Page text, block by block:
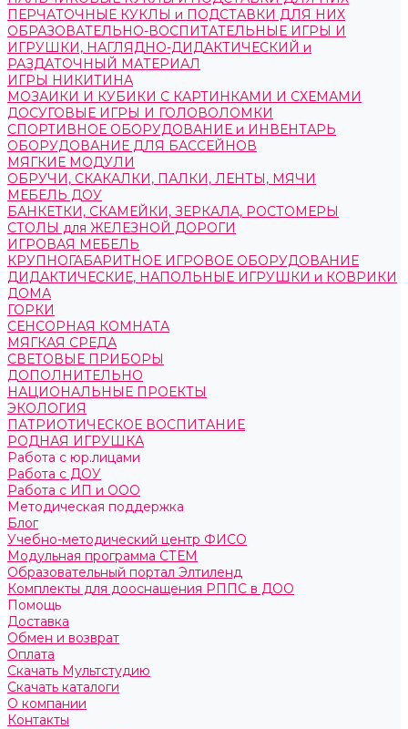
ПЕРЧАТОЧНЫЕ КУКЛЫ и ПОДСТАВКИ ДЛЯ НИХ
ОБРАЗОВАТЕЛЬНО-ВОСПИТАТЕЛЬНЫЕ ИГРЫ И
ИГРУШКИ, НАГЛЯДНО-ДИДАКТИЧЕСКИЙ и
РАЗДАТОЧНЫЙ МАТЕРИАЛ
ИГРЫ НИКИТИНА
МОЗАИКИ И КУБИКИ С КАРТИНКАМИ И СХЕМАМИ
ДОСУГОВЫЕ ИГРЫ И ГОЛОВОЛОМКИ
СПОРТИВНОЕ ОБОРУДОВАНИЕ и ИНВЕНТАРЬ
ОБОРУДОВАНИЕ ДЛЯ БАССЕЙНОВ
МЯГКИЕ МОДУЛИ
ОБРУЧИ, СКАКАЛКИ, ПАЛКИ, ЛЕНТЫ, МЯЧИ
МЕБЕЛЬ ДОУ
БАНКЕТКИ, СКАМЕЙКИ, ЗЕРКАЛА, РОСТОМЕРЫ
СТОЛЫ для ЖЕЛЕЗНОЙ ДОРОГИ
ИГРОВАЯ МЕБЕЛЬ
КРУПНОГАБАРИТНОЕ ИГРОВОЕ ОБОРУДОВАНИЕ
ДИДАКТИЧЕСКИЕ, НАПОЛЬНЫЕ ИГРУШКИ и КОВРИКИ
ДОМА
ГОРКИ
СЕНСОРНАЯ КОМНАТА
МЯГКАЯ СРЕДА
СВЕТОВЫЕ ПРИБОРЫ
ДОПОЛНИТЕЛЬНО
НАЦИОНАЛЬНЫЕ ПРОЕКТЫ
ЭКОЛОГИЯ
ПАТРИОТИЧЕСКОЕ ВОСПИТАНИЕ
РОДНАЯ ИГРУШКА
Работа с юр.лицами
Работа с ДОУ
Работа с ИП и ООО
Методическая поддержка
Блог
Учебно-методический центр ФИСО
Модульная программа СТЕМ
Образовательный портал Элтиленд
Комплекты для дооснащения РППС в ДОО
Помощь
Доставка
Обмен и возврат
Оплата
Скачать Мультстудию
Скачать каталоги
О компании
Контакты